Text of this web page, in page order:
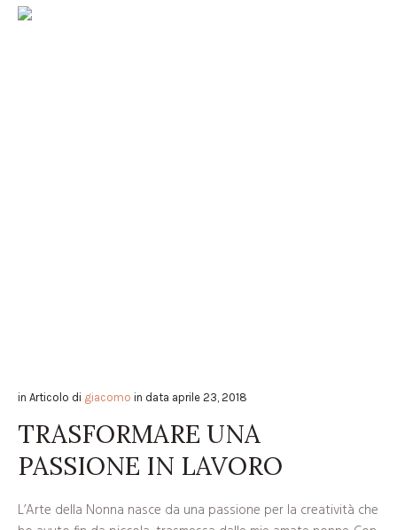
in Articolo di giacomo in data aprile 23, 2018
TRASFORMARE UNA
PASSIONE IN LAVORO
L’Arte della Nonna nasce da una passione per la creatività che